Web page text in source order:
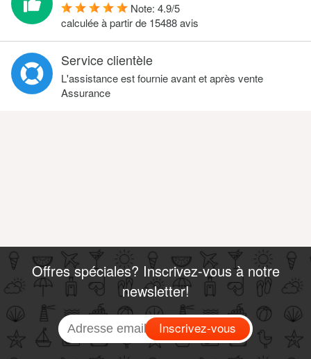
Note: 4.9/5
calculée à partir de 15488avis
Service clientèle
L'assistance est fournie avant et après vente
Assurance
Offres spéciales? Inscrivez-vous à notre
newsletter!
Inscrivez-vous